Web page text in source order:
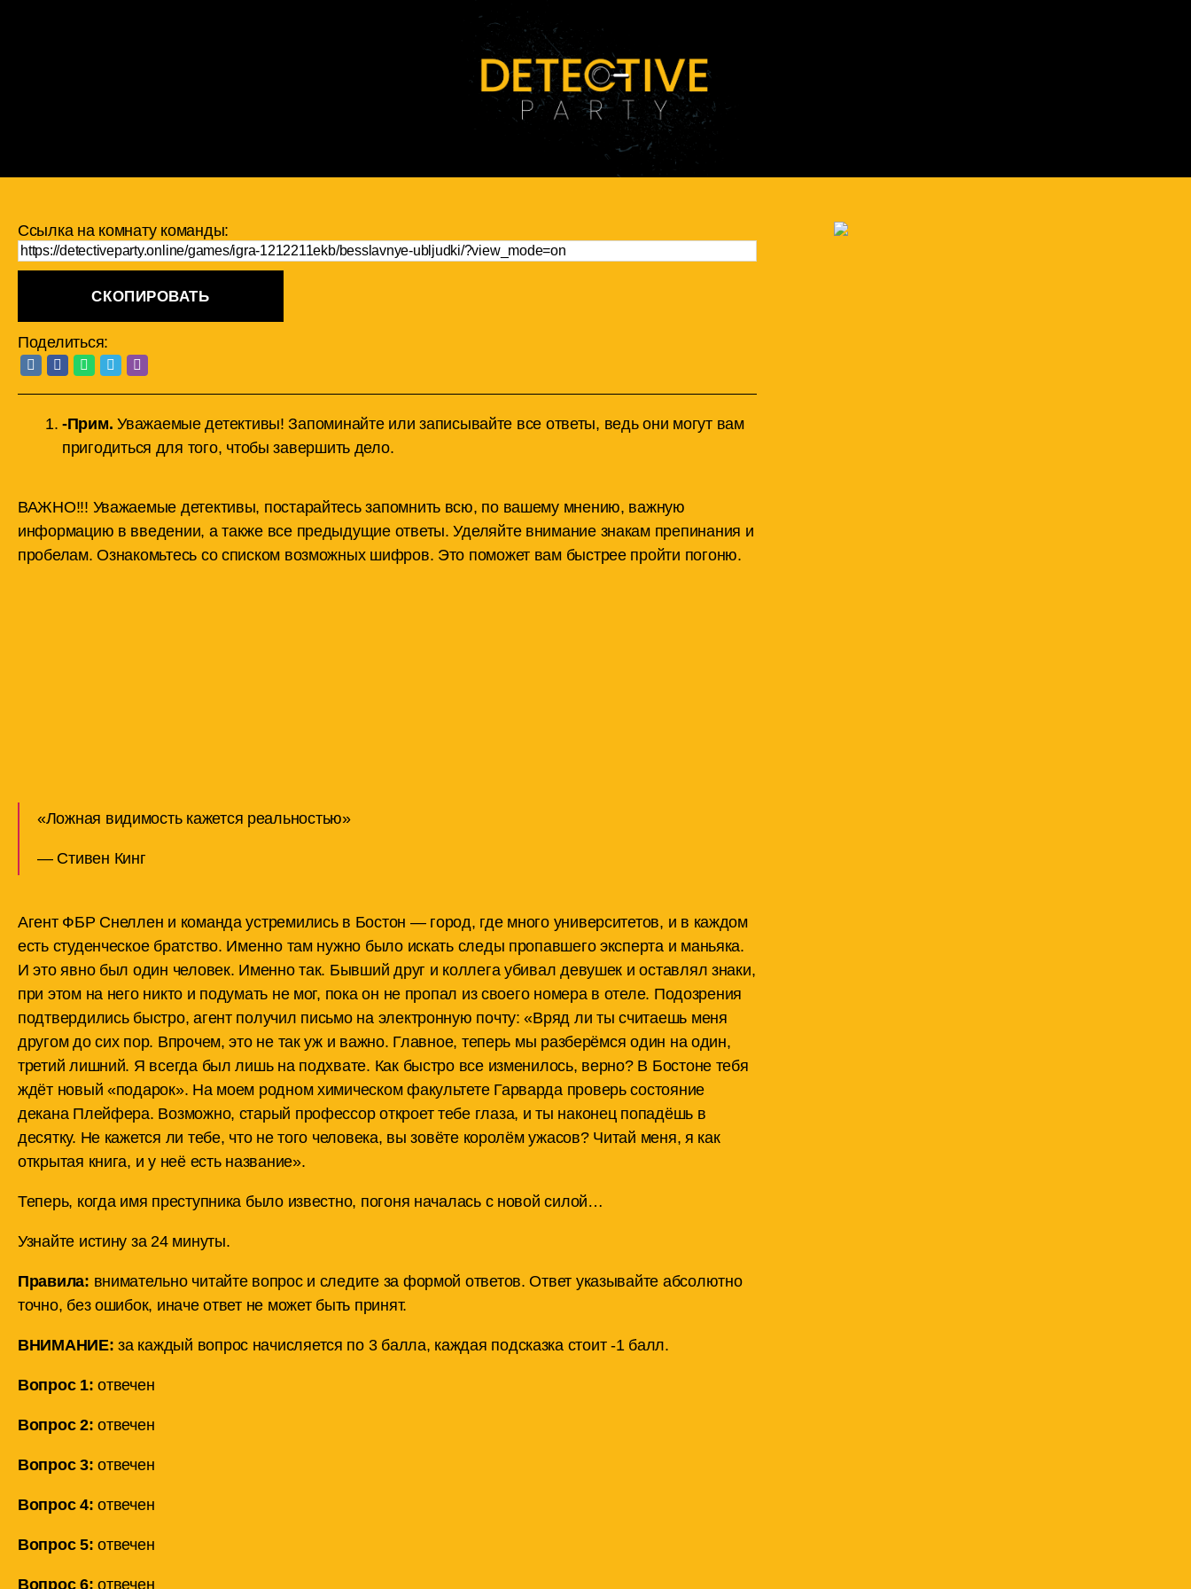
Ссылка на комнату команды:
СКОПИРОВАТЬ
Поделиться:
-Прим.Уважаемые детективы! Запоминайте или записывайте все ответы, ведь они могут вам
пригодиться для того, чтобы завершить дело.
ВАЖНО!!! Уважаемые детективы, постарайтесь запомнить всю, по вашему мнению, важную
информацию в введении, а также все предыдущие ответы. Уделяйте внимание знакам препинания и
пробелам. Ознакомьтесь со списком возможных шифров. Это поможет вам быстрее пройти погоню.
«Ложная видимость кажется реальностью»
— Стивен Кинг
Агент ФБР Снеллен и команда устремились в Бостон — город, где много университетов, и в каждом
есть студенческое братство. Именно там нужно было искать следы пропавшего эксперта и маньяка.
И это явно был один человек. Именно так. Бывший друг и коллега убивал девушек и оставлял знаки,
при этом на него никто и подумать не мог, пока он не пропал из своего номера в отеле. Подозрения
подтвердились быстро, агент получил письмо на электронную почту: «Вряд ли ты считаешь меня
другом до сих пор. Впрочем, это не так уж и важно. Главное, теперь мы разберёмся один на один,
третий лишний. Я всегда был лишь на подхвате. Как быстро все изменилось, верно? В Бостоне тебя
ждёт новый «подарок». На моем родном химическом факультете Гарварда проверь состояние
декана Плейфера. Возможно, старый профессор откроет тебе глаза, и ты наконец попадёшь в
десятку. Не кажется ли тебе, что не того человека, вы зовёте королём ужасов? Читай меня, я как
открытая книга, и у неё есть название».
Теперь, когда имя преступника было известно, погоня началась с новой силой…
Узнайте истину за 24 минуты.
Правила: внимательно читайте вопрос и следите за формой ответов. Ответ указывайте абсолютно
точно, без ошибок, иначе ответ не может быть принят.
ВНИМАНИЕ: за каждый вопрос начисляется по 3 балла, каждая подсказка стоит -1 балл.
Вопрос 1: отвечен
Вопрос 2: отвечен
Вопрос 3: отвечен
Вопрос 4: отвечен
Вопрос 5: отвечен
Вопрос 6: отвечен